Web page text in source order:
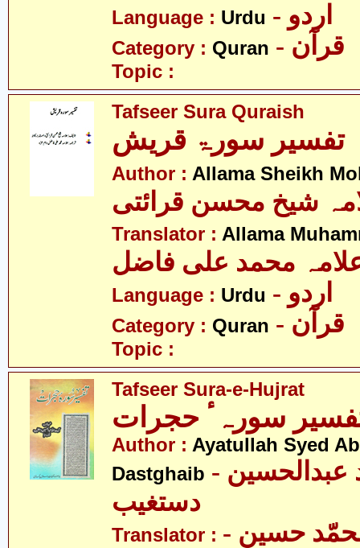
Language : Urdu - اردو
Category : Quran - قرآن
Topic :
Tafseer Sura Quraish
تفسیر سورۃ قریش
Author : Allama Sheikh
شیخ محسن قرائتی
Translator : Allama
محمد علی فاضل
Language : Urdu - اردو
Category : Quran - قرآن
Topic :
Tafseer Sura-e-Hujrat
Author : Ayatullah Syed
Dastghaib - آیت اللہ سیّد عبدالحسین
دستغیب
Translator : - مولانا محمّد حسین